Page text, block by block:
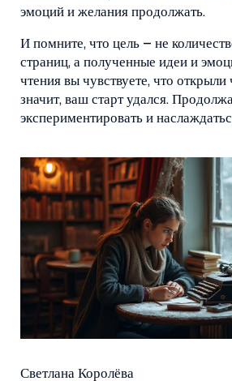
эмоций и желания продолжать.
И помните, что цель – не
страниц, а полученные идеи и
чтения вы чувствуете, что открыли
значит, ваш старт удался.
экспериментировать и
Светлана Королёва